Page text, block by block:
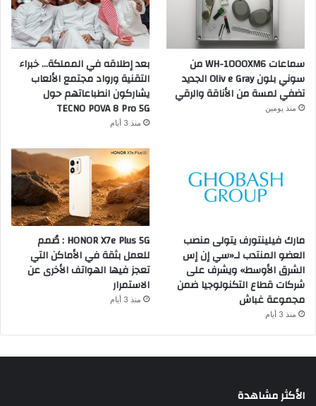
سماعات WH-1000XM6 من
سوني بلون Oliv e Gray الجديد
تضفي لمسة من الأناقة والرقي
منذ يومين
بعد إطلاقه في المملكة… خبراء
التقنية ورواد مجتمع الألعاب
يشاركون انطباعاتهم حول
TECNO POVA 8 Pro 5G
منذ 3 أيام
مارك فيلينتورف يتولى منصب
العضو المنتدب لـ«سي إن إس
الشرق الأوسط» ويشرف على
شركات قطاع التكنولوجيا ضمن
مجموعة غباش
منذ 3 أيام
HONOR X7e Plus 5G : صُمم
للعمل بثقة في الأماكن التي
تعجز فيها الهواتف الأخرى عن
الاستمرار
منذ 3 أيام
الأكثر مشاهدة